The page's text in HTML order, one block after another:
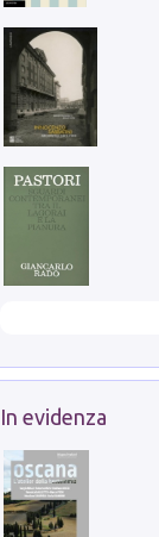
In evidenza